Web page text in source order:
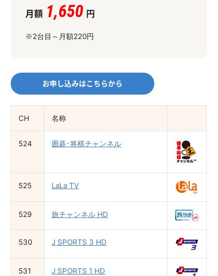
月額 1,650 円
2台目～月額220円
お申し込みはこちらから
CH 名称
524 囲碁･将棋チャンネル
525 LaLa TV
529 旅チャンネル HD
530 J SPORTS 3 HD
531 J SPORTS 1 HD